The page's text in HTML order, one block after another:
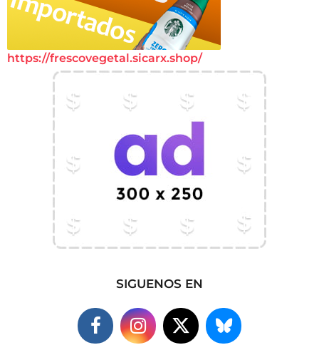
https://frescovegetal.sicarx.shop/
SIGUENOS EN